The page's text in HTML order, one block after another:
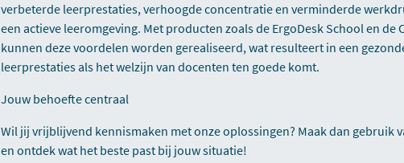
verbeterde leerprestaties, verhoogde concentratie en verminderde
een actieve leeromgeving. Met producten zoals de ErgoDesk School en de
kunnen deze voordelen worden gerealiseerd, wat resulteert in een
leerprestaties als het welzijn van docenten ten goede komt.
Jouw behoefte centraal
Wil jij vrijblijvend kennismaken met onze oplossingen? Maak dan gebruik
en ontdek wat het beste past bij jouw situatie!